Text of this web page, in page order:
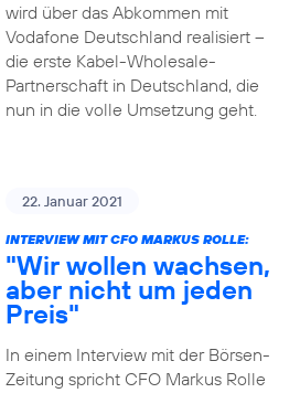
wird über das Abkommen mit
Vodafone Deutschland realisiert –
die erste Kabel-Wholesale-
Partnerschaft in Deutschland, die
nun in die volle Umsetzung geht.
22. Januar 2021
INTERVIEW MIT CFO MARKUS ROLLE:
"Wir wollen wachsen,
aber nicht um jeden
Preis"
In einem Interview mit der Börsen-
Zeitung spricht CFO Markus Rolle